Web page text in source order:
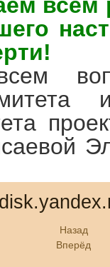
всем
Назад
Вперёд